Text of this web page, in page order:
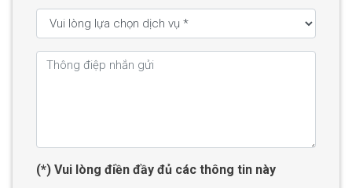
(*) Vui lòng điền đầy đủ các thông tin này